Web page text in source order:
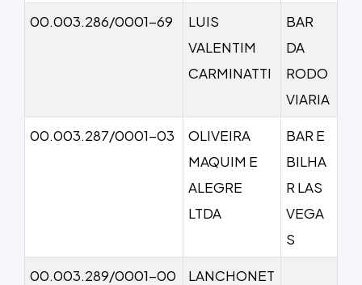
00.003.286/0001-69
LUIS
VALENTIM
CARMINATTI
BAR
DA
RODO
VIARIA
00.003.287/0001-03
OLIVEIRA
MAQUIM E
ALEGRE
LTDA
BAR E
BILHA
R LAS
VEGA
S
00.003.289/0001-00
LANCHONET